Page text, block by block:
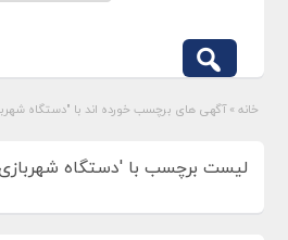
خانه » آگهی های برچسب خورده اند با "دستگاه
لیست برچسب با 'دستگاه شهربازی